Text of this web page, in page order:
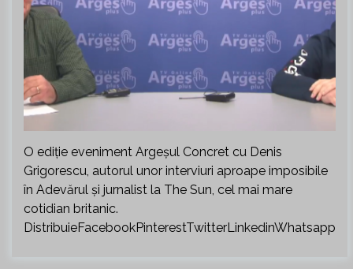
O ediție eveniment Argeșul Concret cu Denis
Grigorescu, autorul unor interviuri aproape imposibile
în Adevărul și jurnalist la The Sun, cel mai mare
cotidian britanic.
DistribuieFacebookPinterestTwitterLinkedinWhatsapp